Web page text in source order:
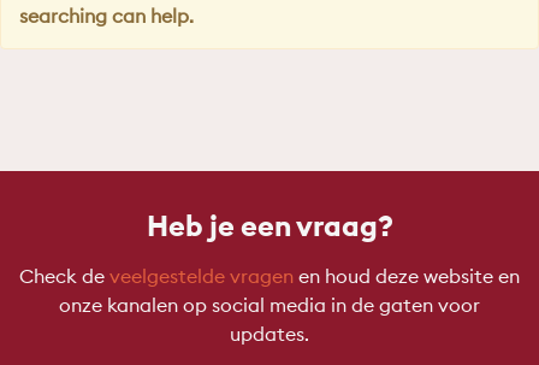
searching can help.
Heb je een vraag?
Check de veelgestelde vragen en houd deze website en
onze kanalen op social media in de gaten voor
updates.